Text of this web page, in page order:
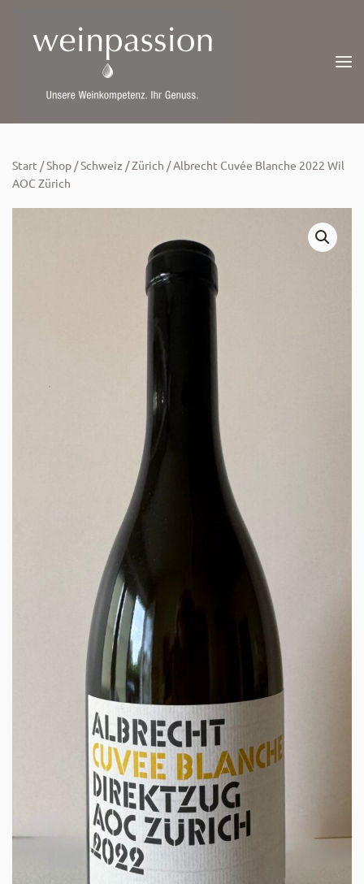
Skip
Start /Shop /Schweiz /Zürich / Albrecht Cuvée Blanche 2022 Wil
AOC Zürich